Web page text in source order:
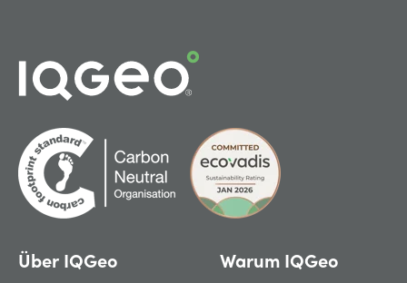
Über IQGeo Warum IQGeo